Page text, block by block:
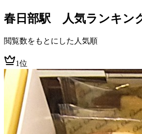
春日部駅 人気ランキン
閲覧数をもとにした人気順
1位